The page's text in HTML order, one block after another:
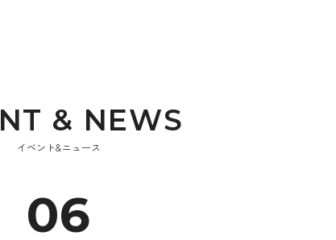
NT & NEWS
イベント&ニュース
06